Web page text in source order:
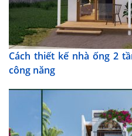
Cách thiết kế nhà ống 2
công năng